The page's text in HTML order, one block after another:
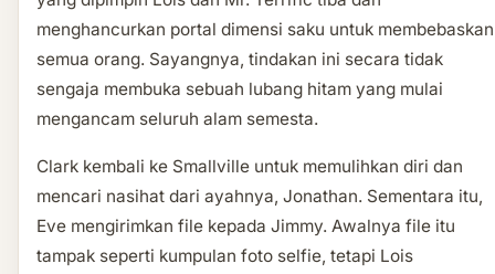
menghancurkan portal dimensi saku untuk membebaskan
semua orang. Sayangnya, tindakan ini secara tidak
sengaja membuka sebuah lubang hitam yang mulai
mengancam seluruh alam semesta.
Clark kembali ke Smallville untuk memulihkan diri dan
mencari nasihat dari ayahnya, Jonathan. Sementara itu,
Eve mengirimkan file kepada Jimmy. Awalnya file itu
tampak seperti kumpulan foto selfie, tetapi Lois